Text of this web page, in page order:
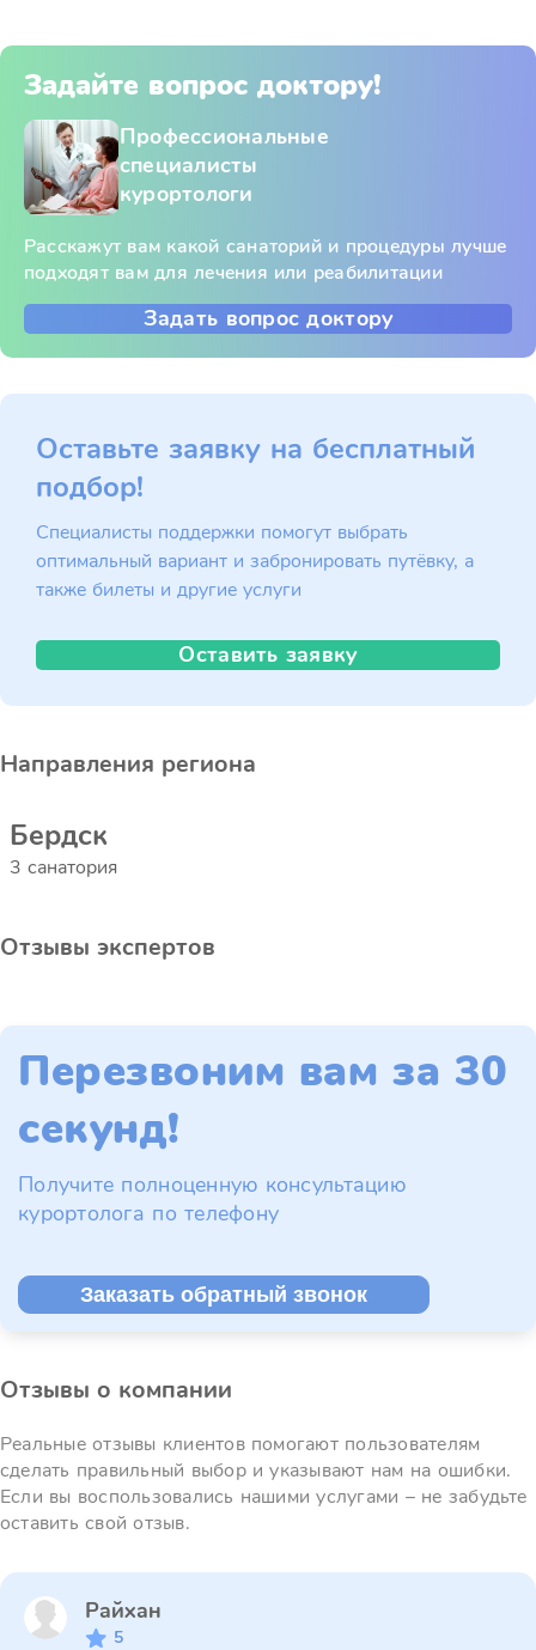
Задайте вопрос доктору!
Профессиональные
специалисты
курортологи
Расскажут вам какой санаторий и процедуры лучше
подходят вам для лечения или реабилитации
Задать вопрос доктору
Оставьте заявку на бесплатный
подбор!
Специалисты поддержки помогут выбрать
оптимальный вариант и забронировать путёвку, а
также билеты и другие услуги
Оставить заявку
Направления региона
Бердск
3 санатория
Отзывы экспертов
Перезвоним вам за 30
секунд!
Получите полноценную консультацию
курортолога по телефону
Заказать обратный звонок
Отзывы о компании
Реальные отзывы клиентов помогают пользователям
сделать правильный выбор и указывают нам на ошибки.
Если вы воспользовались нашими услугами – не забудьте
оставить свой отзыв.
Райхан
5